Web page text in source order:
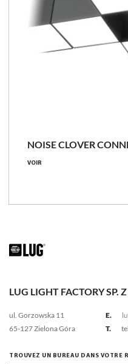
NOISE CLOVER
VOIR
LUG LIGHT FACTORY SP.
ul. Gorzowska 11
65-127 Zielona Góra
E.
T.
TROUVEZ UN BUREAU DANS VOTRE